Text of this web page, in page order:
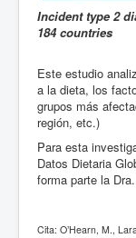
Incident type 2
184 countries
Este estudio
a la dieta, los
grupos más
región, etc.)
Para esta
Datos Dietaria
forma parte la
Cita: O’Hearn, M.,